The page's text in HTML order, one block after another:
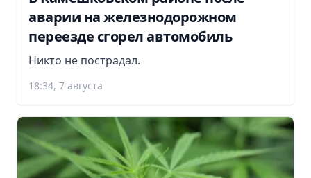
аварии на железнодорожном
переезде сгорел автомобиль
Никто не пострадал.
18:34, 7 августа